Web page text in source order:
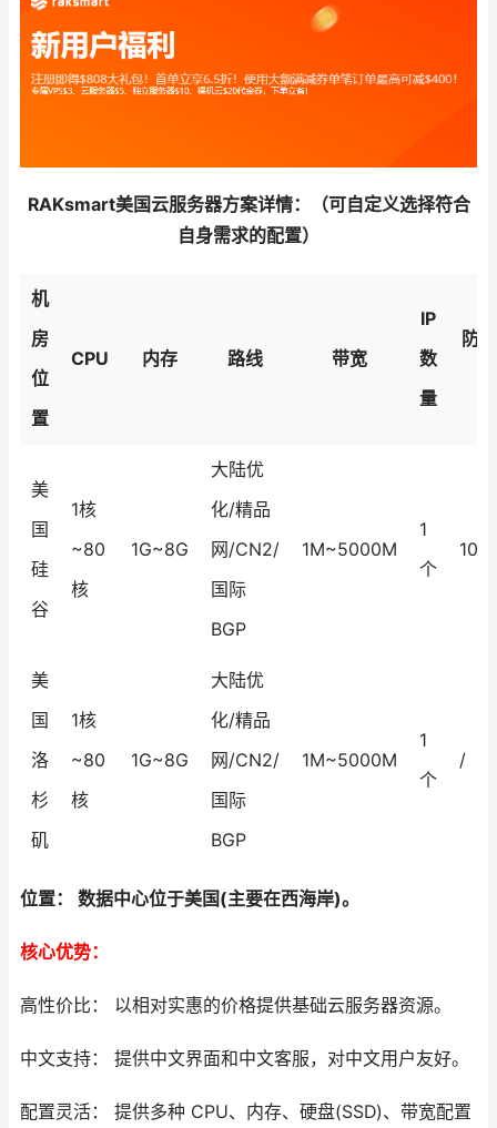
RAKsmart美国云服务器方案详情：（可自定义选择符合
自身需求的配置）
机
房
位
置
CPU 内存 路线 带宽
IP
数
量
防
美
国
硅
谷
1核
~80
核
1G~8G
大陆优
化/精品
网/CN2/
国际
BGP
1M~5000M
1
个
美
国
洛
杉
矶
1核
~80
核
1G~8G
大陆优
化/精品
网/CN2/
国际
BGP
1M~5000M
1
个
/
位置： 数据中心位于美国(主要在西海岸)。
核心优势：
高性价比： 以相对实惠的价格提供基础云服务器资源。
中文支持： 提供中文界面和中文客服，对中文用户友好。
配置灵活： 提供多种 CPU、内存、硬盘(SSD)、带宽配置